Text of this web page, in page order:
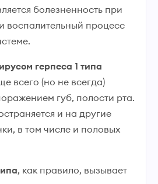
болезненность при
воспалительный процесс
герпеса 1 типа
всего (но не всегда)
губ, полости рта.
и на другие
в том числе и половых
, как правило, вызывает